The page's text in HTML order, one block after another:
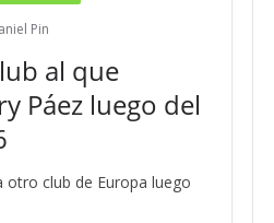
Pin
al que
Páez luego del
otro club de Europa luego